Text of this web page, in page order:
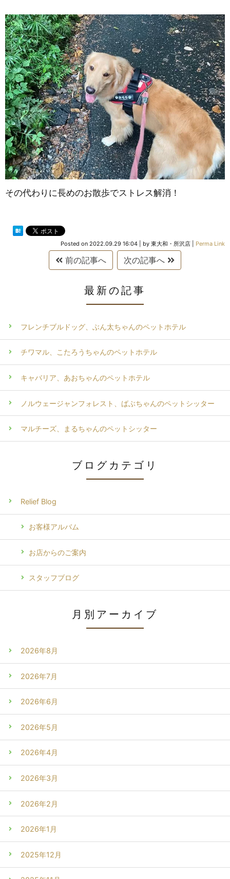
その代わりに長めのお散歩でストレス解消！
Posted on 2022.09.29 16:04 by 東大和・所沢店 Perma Link
前の記事へ 次の記事へ
最新の記事
フレンチブルドッグ、ぶん太ちゃんのペットホテル
チワマル、こたろうちゃんのペットホテル
キャバリア、あおちゃんのペットホテル
ノルウェージャンフォレスト、ばぶちゃんのペットシッター
マルチーズ、まるちゃんのペットシッター
ブログカテゴリ
Relief Blog
お客様アルバム
お店からのご案内
スタッフブログ
月別アーカイブ
2026年8月
2026年7月
2026年6月
2026年5月
2026年4月
2026年3月
2026年2月
2026年1月
2025年12月